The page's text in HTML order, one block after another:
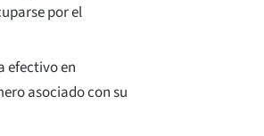
por el
efectivo en
asociado con su